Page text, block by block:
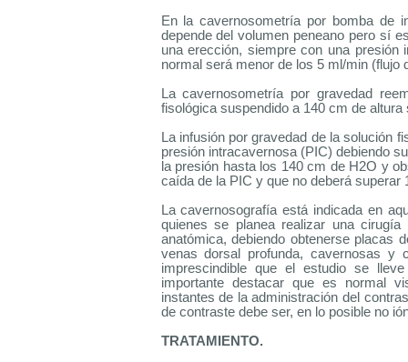
En la cavernosometría por bomba de
depende del volumen peneano pero sí
una erección, siempre con una
normal será menor de los 5 ml/min (flujo
La cavernosometría por gravedad
fisológica suspendido a 140 cm de
La infusión por gravedad de la solución
presión intracavernosa (PIC) debiendo
la presión hasta los 140 cm de H2O y
caída de la PIC y que no deberá superar
La cavernosografía está indicada en
quienes se planea realizar una
anatómica, debiendo obtenerse placas
venas dorsal profunda, cavernosas y
imprescindible que el estudio se
importante destacar que es normal
instantes de la administración del
de contraste debe ser, en lo posible no
TRATAMIENTO.